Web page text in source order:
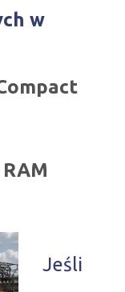
w
RAM
Jeśli